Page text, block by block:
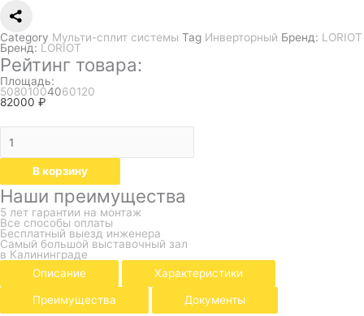
Category Мульти-сплит системы Tag Инверторный Бренд: LORIOT
Бренд: LORIOT
Рейтинг товара:
Площадь:
50801004060120
82000 ₽
В корзину
Наши преимущества
5 лет гарантии на монтаж
Все способы оплаты
Бесплатный выезд инженера
Самый большой выставочный зал
в Калининграде
Описание
Характеристики
Преимущества Документы